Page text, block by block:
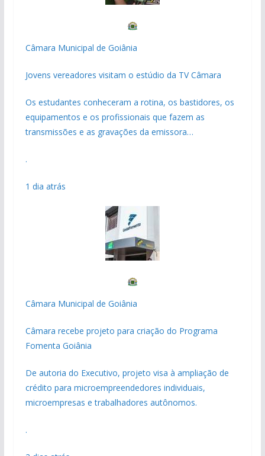
Câmara Municipal de Goiânia
Jovens vereadores visitam o estúdio da TV Câmara
Os estudantes conheceram a rotina, os bastidores, os
equipamentos e os profissionais que fazem as
transmissões e as gravações da emissora…
.
1 dia atrás
Câmara Municipal de Goiânia
Câmara recebe projeto para criação do Programa
Fomenta Goiânia
De autoria do Executivo, projeto visa à ampliação de
crédito para microempreendedores individuais,
microempresas e trabalhadores autônomos.
.